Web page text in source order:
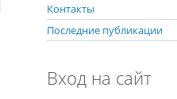
Контакты
Последние публикации
Вход на сайт